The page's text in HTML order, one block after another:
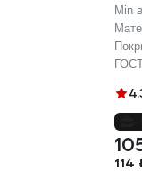
Min
114